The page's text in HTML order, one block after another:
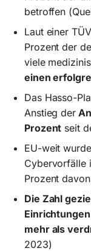
betroffen
Laut einer
Prozent der
viele
einen
Das Hasso-
Anstieg der
Prozent seit
EU-weit
Cybervorfälle
Prozent
Die Zahl
mehr als
2023)